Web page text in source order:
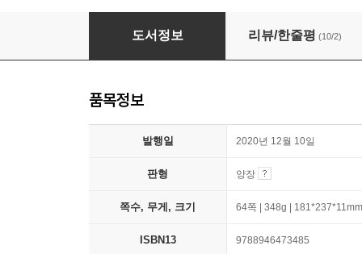
고양이 난로
도서정보 리뷰/한줄평 (10/2)
품목정보
발행일 2020년 12월 10일
판형 양장
쪽수, 무게, 크기 64쪽 | 348g | 181*237*11mm
ISBN13 9788946473485